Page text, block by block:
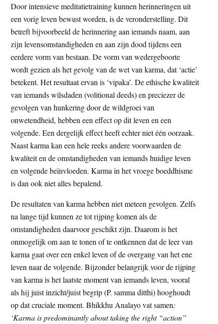
Door intensieve meditatietraining kunnen herinneringen uit
een vorig leven bewust worden, is de veronderstelling. Dit
betreft bijvoorbeeld de herinnering aan iemands naam, aan
zijn levensomstandigheden en aan zijn dood tijdens een
eerdere vorm van bestaan. De vorm van wedergeboorte
wordt gezien als het gevolg van de wet van karma, dat ‘actie’
betekent. Het resultaat ervan is ‘vipaka’. De ethische kwaliteit
van iemands wilsdaden (volitional deeds) en preciezer de
gevolgen van hunkering door de wildgroei van
onwetendheid, hebben een effect op dit leven en een
volgende. Een dergelijk effect heeft echter niet één oorzaak.
Naast karma kan een hele reeks andere voorwaarden de
kwaliteit en de omstandigheden van iemands huidige leven
en volgende beïnvloeden. Karma in het vroege boeddhisme
is dan ook niet alles bepalend.
De resultaten van karma hebben niet meteen gevolgen. Zelfs
na lange tijd kunnen ze tot rijping komen als de
omstandigheden daarvoor geschikt zijn. Daarom is het
onmogelijk om aan te tonen of te ontkennen dat de leer van
karma gaat over een enkel leven of de overgang van het ene
leven naar de volgende. Bijzonder belangrijk voor de rijping
van karma is het laatste moment van iemands leven, vooral
als hij juist inzicht/juist begrip (P. samma ditthi) hooghoudt
op dat cruciale moment. Bhikkhu Analayo vat samen:
‘Karma is predominantly about taking the right “action”